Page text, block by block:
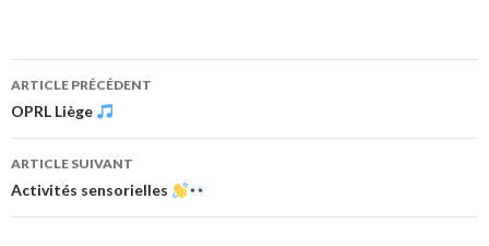
Navigation
des
articles
ARTICLE PRÉCÉDENT
OPRL Liège
ARTICLE SUIVANT
Activités sensorielles